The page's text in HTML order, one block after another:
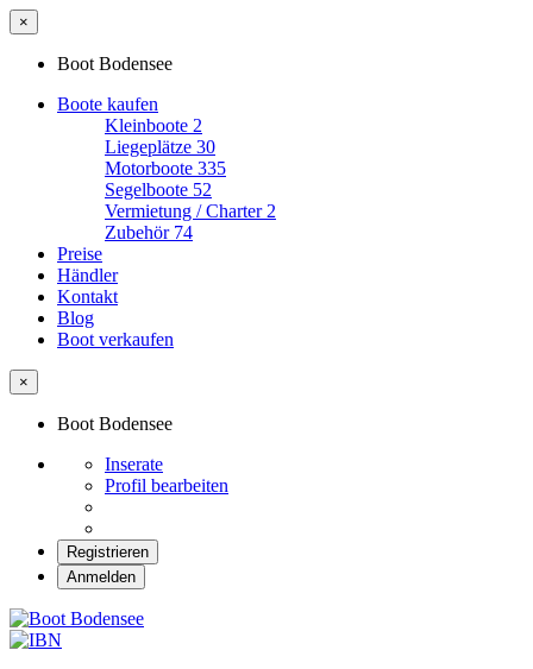
×
Boot Bodensee
Boote kaufen
Kleinboote 2
Liegeplätze 30
Motorboote 335
Segelboote 52
Vermietung / Charter 2
Zubehör 74
Preise
Händler
Kontakt
Blog
Boot verkaufen
×
Boot Bodensee
Inserate
Profil bearbeiten
Registrieren
Anmelden